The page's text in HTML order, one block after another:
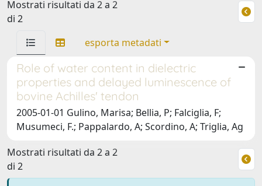
Mostrati risultati da 2 a 2
di 2
esporta metadati
Role of water content in dielectric
properties and delayed luminescence of
bovine Achilles' tendon
2005-01-01 Gulino, Marisa; Bellia, P; Falciglia, F;
Musumeci, F.; Pappalardo, A; Scordino, A; Triglia, Ag
Mostrati risultati da 2 a 2
di 2